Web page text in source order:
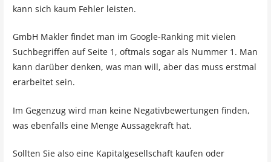
kann sich kaum Fehler leisten.
GmbH Makler findet man im Google-Ranking mit vielen
Suchbegriffen auf Seite 1, oftmals sogar als Nummer 1. Man
kann darüber denken, was man will, aber das muss erstmal
erarbeitet sein.
Im Gegenzug wird man keine Negativbewertungen finden,
was ebenfalls eine Menge Aussagekraft hat.
Sollten Sie also eine Kapitalgesellschaft kaufen oder